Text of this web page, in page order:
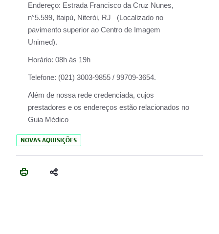
Endereço: Estrada Francisco da Cruz Nunes,
n°5.599, Itaipú, Niterói, RJ (Localizado no
pavimento superior ao Centro de Imagem
Unimed).
Horário: 08h às 19h
Telefone: (021) 3003-9855 / 99709-3654.
Além de nossa rede credenciada, cujos
prestadores e os endereços estão relacionados no
Guia Médico
NOVAS AQUISIÇÕES